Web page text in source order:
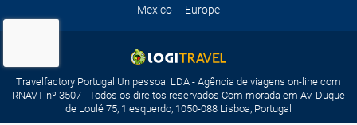
Mexico
Europe
Travelfactory Portugal Unipessoal LDA - Agência de viagens on-line com
RNAVT nº 3507 - Todos os direitos reservados Com morada em Av. Duque
de Loulé 75, 1 esquerdo, 1050-088 Lisboa, Portugal